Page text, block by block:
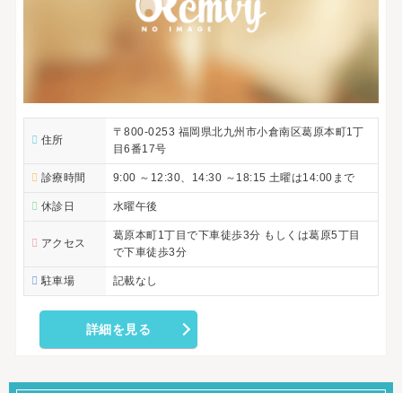
住所
〒800-0253 福岡県北九州市小倉南区葛原本町1丁
目6番17号
診療時間 9:00 ～12:30、14:30 ～18:15 土曜は14:00まで
休診日 水曜午後
アクセス
葛原本町1丁目で下車徒歩3分 もしくは葛原5丁目
で下車徒歩3分
駐車場 記載なし
詳細を見る